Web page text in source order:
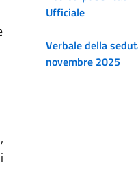
Ufficiale
Verbale della
novembre 2025